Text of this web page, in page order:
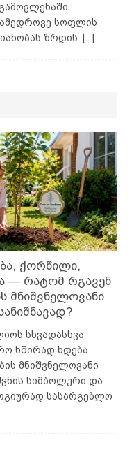
სოფლის
ზრდის.
[...]
ქორწილი,
— რატომ რგავენ
მნიშვნელოვანი
სხვადასხვა
ხშირად ხდება
მნიშვნელოვანი
სიმბოლური და
სასარგებლო